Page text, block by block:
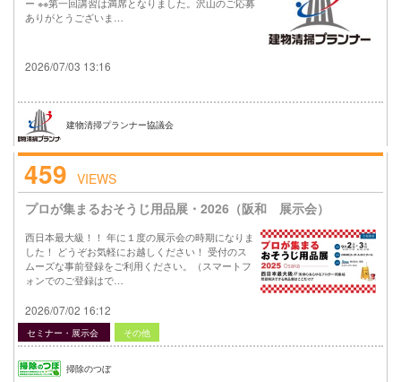
ありがとうございま…
2026/07/03 13:16
建物清掃プランナー協議会
459 VIEWS
プロが集まるおそうじ用品展・2026（阪和 展示会）
西日本最大級！！ 年に１度の展示会の時期になりま
した！ どうぞお気軽にお越しください！ 受付のス
ムーズな事前登録をご利用ください。（スマートフ
ォンでのご登録はで…
2026/07/02 16:12
セミナー・展示会 その他
掃除のつぼ